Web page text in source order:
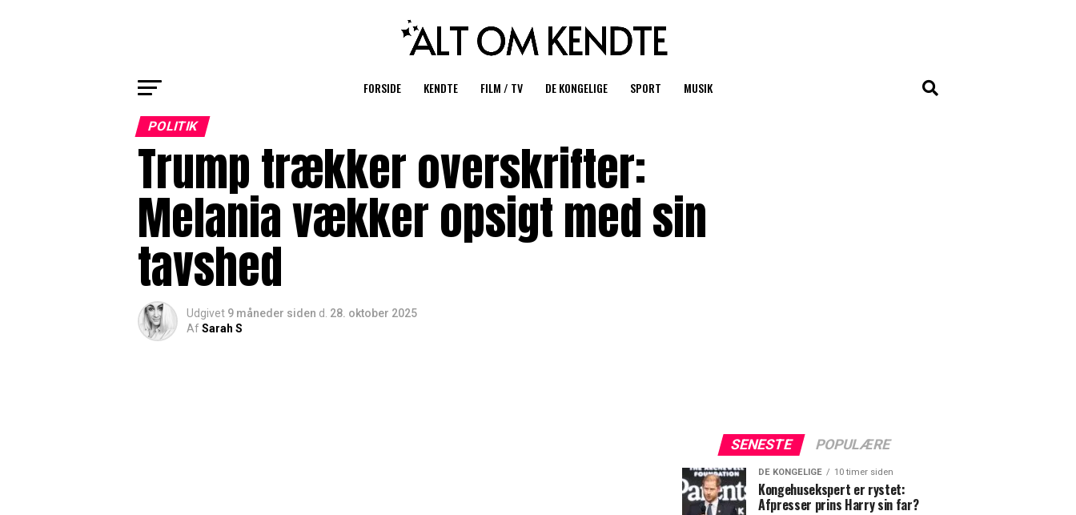
FORSIDE KENDTE FILM / TV DE KONGELIGE SPORT MUSIK
POLITIK
Trump trækker overskrifter:
Melania vækker opsigt med sin
tavshed
Udgivet 9 måneder siden d. 28. oktober 2025
AfSarah S
SENESTE POPULÆRE
DE KONGELIGE 10 timer siden
Kongehusekspert er rystet:
Afpresser prins Harry sin far?